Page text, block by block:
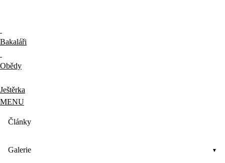
Bakaláři
Obědy
Ještěrka
MENU
Články
Galerie